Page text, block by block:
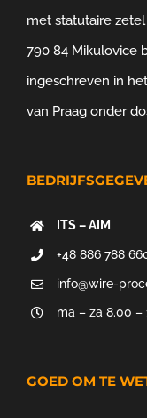
met statutaire
790 84 Mikulovice
ingeschreven in
van Praag onder
ITS – AIM
+48 886 788
info@wire-
ma – za 8.00 –
GOED OM TE